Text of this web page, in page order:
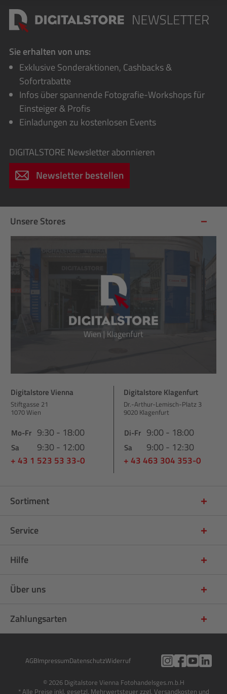
Sie erhalten von uns:
Exklusive Sonderaktionen, Cashbacks &
Sofortrabatte
Infos über spannende Fotografie-Workshops für
Einsteiger & Profis
Einladungen zu kostenlosen Events
DIGITALSTORE Newsletter abonnieren
Newsletter bestellen
Unsere Stores
Digitalstore Vienna
Stiftgasse 21
1070 Wien
Mo-Fr 9:30 - 18:00
Sa 9:30 - 12:00
+ 43 1 523 53 33-0
Digitalstore Klagenfurt
Dr.-Arthur-Lemisch-Platz 3
9020 Klagenfurt
Di-Fr 9:00 - 18:00
Sa 9:00 - 12:30
+ 43 463 304 353-0
Sortiment
Service
Hilfe
Über uns
Zahlungsarten
AGBImpressumDatenschutzWiderruf
© 2026 Digitalstore Vienna Fotohandelsges.m.b.H
* Alle Preise inkl. gesetzl. Mehrwertsteuer zzgl. Versandkosten und